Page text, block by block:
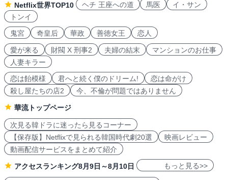
Netflix世界TOP10
ヘチ 王座への道 馬医
イ・サン
トンイ
鬼宮
奇皇后 華政 善徳女王 恋人
愛が来る 財閥 X 刑事2 夫婦の結末
マンションのお仕事
人妻キラー
恋は飴模様
君へと続く僕のドリーム!
恋は命がけ
殺し屋たちの店2
今、不倫が問題ではありません
華流トップページ
次見る韓ドラに迷ったら見るコーナー
【保存版】Netflixで見られる韓国時代劇20選
映画レビュー
動画配信サービスをまとめて紹介
アクセスランキング8月9日～8月10日 もっと見る>>